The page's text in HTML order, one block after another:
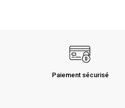
Paiement sécurisé